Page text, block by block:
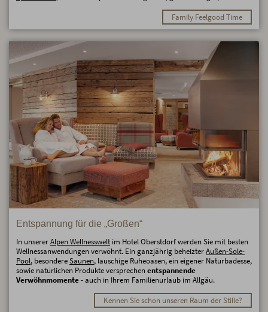
Family Feelgood Time
Entspannung für die „Großen“
In unsererAlpen Wellnesswelt im Hotel Oberstdorf werden Sie mit besten
Wellnessanwendungen verwöhnt. Ein ganzjährig beheizterAußen-Sole-
Pool, besondereSaunen, lauschige Ruheoasen, ein eigener Naturbadesse,
sowie natürlichen Produkte versprechen entspannende
Verwöhnmomente- auch in Ihrem Familienurlaub im Allgäu.
Kennen Sie schon unseren Raum der Stille?